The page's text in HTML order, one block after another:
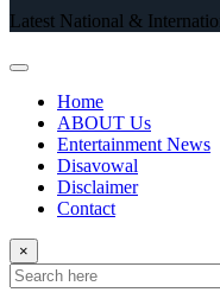
Latest National &
Home
ABOUT Us
Entertainment News
Disavowal
Disclaimer
Contact
×